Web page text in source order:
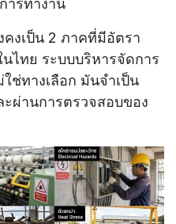
ารทำงาน
คงเป็น 2 ภาคที่มีอัตรา
ไทย ระบบบริหารจัดการ
ช่ทางเลือก มันจำเป็น
ผ่านการตรวจสอบของ